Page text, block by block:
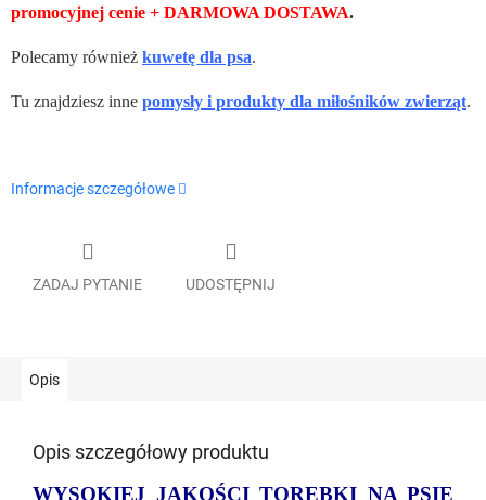
promocyjnej cenie + DARMOWA DOSTAWA.
Polecamy również kuwetę dla psa.
Tu znajdziesz inne pomysły i produkty dla miłośników zwierząt.
Informacje szczegółowe
ZADAJ PYTANIE UDOSTĘPNIJ
Opis
Opis szczegółowy produktu
WYSOKIEJ JAKOŚCI TOREBKI NA PSIE